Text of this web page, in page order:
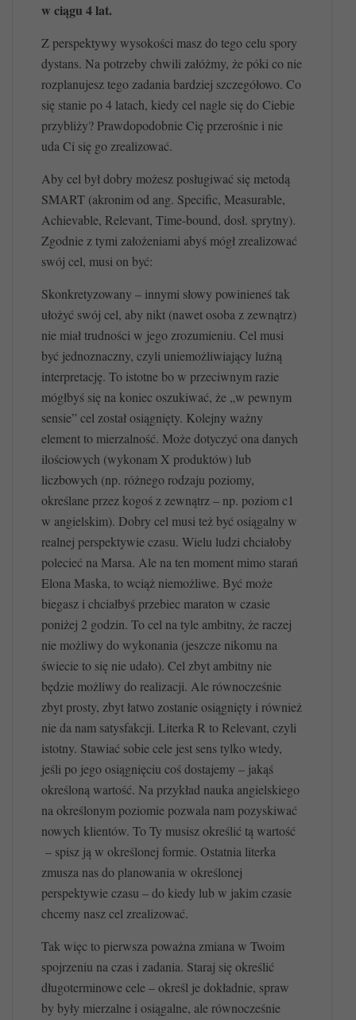
w ciągu 4 lat.
Z perspektywy wysokości masz do tego celu spory
dystans. Na potrzeby chwili załóżmy, że póki co nie
rozplanujesz tego zadania bardziej szczegółowo. Co
się stanie po 4 latach, kiedy cel nagle się do Ciebie
przybliży? Prawdopodobnie Cię przerośnie i nie
uda Ci się go zrealizować.
Aby cel był dobry możesz posługiwać się metodą
SMART (akronim od ang. Specific, Measurable,
Achievable, Relevant, Time-bound, dosł. sprytny).
Zgodnie z tymi założeniami abyś mógł zrealizować
swój cel, musi on być:
Skonkretyzowany – innymi słowy powinieneś tak
ułożyć swój cel, aby nikt (nawet osoba z zewnątrz)
nie miał trudności w jego zrozumieniu. Cel musi
być jednoznaczny, czyli uniemożliwiający luźną
interpretację. To istotne bo w przeciwnym razie
mógłbyś się na koniec oszukiwać, że „w pewnym
sensie” cel został osiągnięty. Kolejny ważny
element to mierzalność. Może dotyczyć ona danych
ilościowych (wykonam X produktów) lub
liczbowych (np. różnego rodzaju poziomy,
określane przez kogoś z zewnątrz – np. poziom c1
w angielskim). Dobry cel musi też być osiągalny w
realnej perspektywie czasu. Wielu ludzi chciałoby
polecieć na Marsa. Ale na ten moment mimo starań
Elona Maska, to wciąż niemożliwe. Być może
biegasz i chciałbyś przebiec maraton w czasie
poniżej 2 godzin. To cel na tyle ambitny, że raczej
nie możliwy do wykonania (jeszcze nikomu na
świecie to się nie udało). Cel zbyt ambitny nie
będzie możliwy do realizacji. Ale równocześnie
zbyt prosty, zbyt łatwo zostanie osiągnięty i również
nie da nam satysfakcji. Literka R to Relevant, czyli
istotny. Stawiać sobie cele jest sens tylko wtedy,
jeśli po jego osiągnięciu coś dostajemy – jakąś
określoną wartość. Na przykład nauka angielskiego
na określonym poziomie pozwala nam pozyskiwać
nowych klientów. To Ty musisz określić tą wartość
– spisz ją w określonej formie. Ostatnia literka
zmusza nas do planowania w określonej
perspektywie czasu – do kiedy lub w jakim czasie
chcemy nasz cel zrealizować.
Tak więc to pierwsza poważna zmiana w Twoim
spojrzeniu na czas i zadania. Staraj się określić
długoterminowe cele – określ je dokładnie, spraw
by były mierzalne i osiągalne, ale równocześnie